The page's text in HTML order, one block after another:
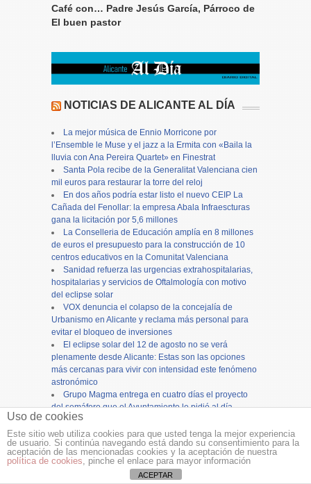
Café con… Padre Jesús García, Párroco de
El buen pastor
NOTICIAS DE ALICANTE AL DÍA
La mejor música de Ennio Morricone por
l’Ensemble le Muse y el jazz a la Ermita con «Baila la
lluvia con Ana Pereira Quartet» en Finestrat
Santa Pola recibe de la Generalitat Valenciana cien
mil euros para restaurar la torre del reloj
En dos años podría estar listo el nuevo CEIP La
Cañada del Fenollar: la empresa Abala Infraescturas
gana la licitación por 5,6 millones
La Conselleria de Educación amplía en 8 millones
de euros el presupuesto para la construcción de 10
centros educativos en la Comunitat Valenciana
Sanidad refuerza las urgencias extrahospitalarias,
hospitalarias y servicios de Oftalmología con motivo
del eclipse solar
VOX denuncia el colapso de la concejalía de
Urbanismo en Alicante y reclama más personal para
evitar el bloqueo de inversiones
El eclipse solar del 12 de agosto no se verá
plenamente desde Alicante: Estas son las opciones
más cercanas para vivir con intensidad este fenómeno
astronómico
Grupo Magma entrega en cuatro días el proyecto
del semáforo que el Ayuntamiento le pidió al día
siguiente de precintar Tambora
PSOE, Compromís, Per El Campello y Esquerra
Unida rechazan ampliar el vertedero de Les Canyades
y exigen su cierre
Alicante cierra los actos en honor a la patrona, la
Virgen del Remedio, con una concurrida procesión
Uso de cookies
Este sitio web utiliza cookies para que usted tenga la mejor experiencia
de usuario. Si continúa navegando está dando su consentimiento para la
aceptación de las mencionadas cookies y la aceptación de nuestra
política de cookies, pinche el enlace para mayor información
ACEPTAR